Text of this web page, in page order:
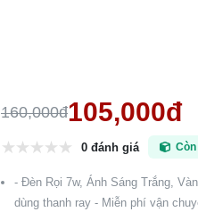
160,000đ105,000đ
0 đánh giá
- Đèn Rọi 7w, Ánh Sáng Trắng,
dùng thanh ray - Miễn phí vận